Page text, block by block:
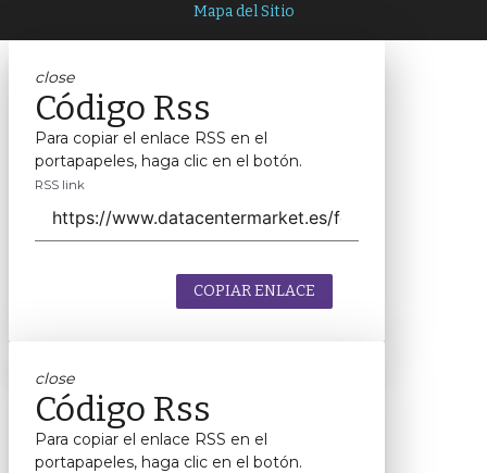
Mapa del Sitio
close
Código Rss
Para copiar el enlace RSS en el
portapapeles, haga clic en el botón.
RSS link
COPIAR ENLACE
close
Código Rss
Para copiar el enlace RSS en el
portapapeles, haga clic en el botón.